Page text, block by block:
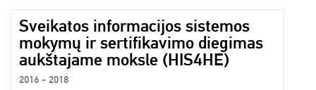
Sveikatos informacijos sistemos
mokymų ir sertifikavimo diegimas
aukštajame moksle (HIS4HE)
2016 - 2018